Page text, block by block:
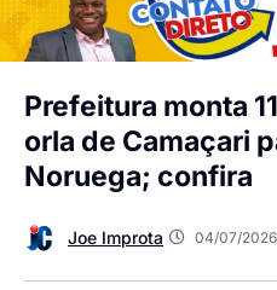
Prefeitura monta
orla de Camaçari
Noruega; confira
Joe Improta 04/07/2026